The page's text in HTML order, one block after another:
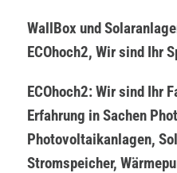
WallBox und
ECOhoch2, Wir sind Ihr
ECOhoch2: Wir sind Ihr
Erfahrung in Sachen
Photovoltaikanlagen,
Stromspeicher,